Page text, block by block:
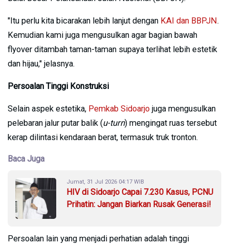
"Itu perlu kita bicarakan lebih lanjut dengan KAI dan BBPJN.
Kemudian kami juga mengusulkan agar bagian bawah
flyover ditambah taman-taman supaya terlihat lebih estetik
dan hijau," jelasnya.
Persoalan Tinggi Konstruksi
Selain aspek estetika, Pemkab Sidoarjo juga mengusulkan
pelebaran jalur putar balik (u-turn) mengingat ruas tersebut
kerap dilintasi kendaraan berat, termasuk truk tronton.
Baca Juga
Jumat, 31 Jul 2026 04:17 WIB
HIV di Sidoarjo Capai 7.230 Kasus, PCNU
Prihatin: Jangan Biarkan Rusak Generasi!
Persoalan lain yang menjadi perhatian adalah tinggi